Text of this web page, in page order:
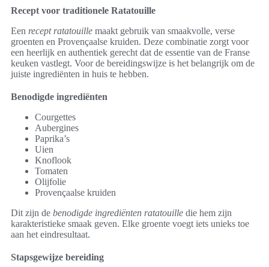
Recept voor traditionele Ratatouille
Een recept ratatouille maakt gebruik van smaakvolle, verse
groenten en Provençaalse kruiden. Deze combinatie zorgt voor
een heerlijk en authentiek gerecht dat de essentie van de Franse
keuken vastlegt. Voor de bereidingswijze is het belangrijk om de
juiste ingrediënten in huis te hebben.
Benodigde ingrediënten
Courgettes
Aubergines
Paprika’s
Uien
Knoflook
Tomaten
Olijfolie
Provençaalse kruiden
Dit zijn de benodigde ingrediënten ratatouille die hem zijn
karakteristieke smaak geven. Elke groente voegt iets unieks toe
aan het eindresultaat.
Stapsgewijze bereiding